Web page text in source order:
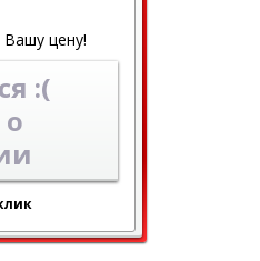
цену!
:(